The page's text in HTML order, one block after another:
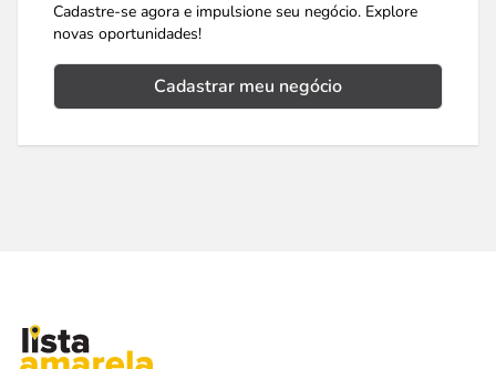
Cadastre-se agora e impulsione seu negócio. Explore
novas oportunidades!
Cadastrar meu negócio